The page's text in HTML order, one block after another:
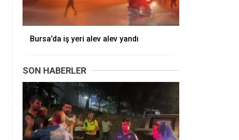
Bursa’da iş yeri alev alev yandı
SON HABERLER